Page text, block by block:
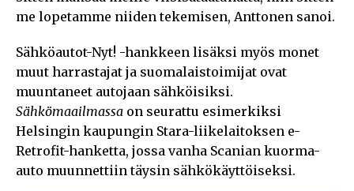
me lopetamme niiden tekemisen, Anttonen sanoi.
Sähköautot-Nyt! -hankkeen lisäksi myös monet
muut harrastajat ja suomalaistoimijat ovat
muuntaneet autojaan sähköisiksi.
Sähkömaailmassa on seurattu esimerkiksi
Helsingin kaupungin Stara-liikelaitoksen e-
Retrofit-hanketta, jossa vanha Scanian kuorma-
auto muunnettiin täysin sähkökäyttöiseksi.